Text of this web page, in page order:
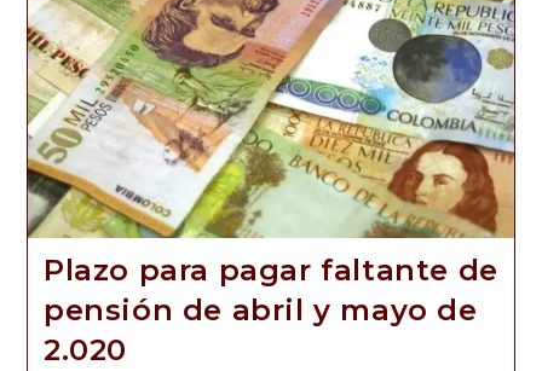
Plazo para pagar faltante de
pensión de abril y mayo de
2.020